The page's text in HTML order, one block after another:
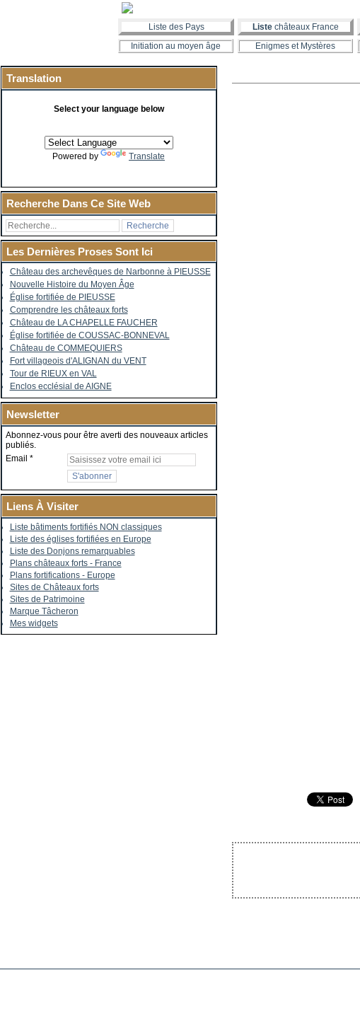
Liste des Pays Liste châteaux France
Initiation au moyen âge
Enigmes et Mystères
Translation
Select your language below
Powered by Translate
Recherche Dans Ce Site Web
Les Dernières Proses Sont Ici
Château des archevêques de Narbonne à PIEUSSE
Nouvelle Histoire du Moyen Âge
Église fortifiée de PIEUSSE
Comprendre les châteaux forts
Château de LA CHAPELLE FAUCHER
Église fortifiée de COUSSAC-BONNEVAL
Château de COMMEQUIERS
Fort villageois d'ALIGNAN du VENT
Tour de RIEUX en VAL
Enclos ecclésial de AIGNE
Newsletter
Abonnez-vous pour être averti des nouveaux articles
publiés.
Email
Liens À Visiter
Liste bâtiments fortifiés NON classiques
Liste des églises fortifiées en Europe
Liste des Donjons remarquables
Plans châteaux forts - France
Plans fortifications - Europe
Sites de Châteaux forts
Sites de Patrimoine
Marque Tâcheron
Mes widgets